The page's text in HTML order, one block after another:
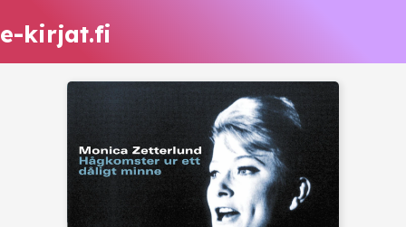
e-kirjat.fi